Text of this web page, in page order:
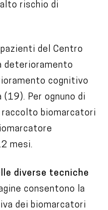
rischio di
del Centro
deterioramento
cognitivo
Per ognuno di
biomarcatori
mesi.
diverse tecniche
consentono la
dei biomarcatori